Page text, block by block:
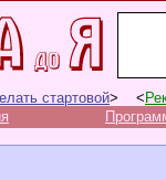
стартовой> <